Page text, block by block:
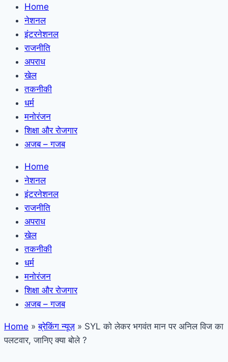
Home
नेशनल
इंटरनेशनल
राजनीति
अपराध
खेल
तकनीकी
धर्म
मनोरंजन
शिक्षा और रोजगार
अजब – गजब
Home
नेशनल
इंटरनेशनल
राजनीति
अपराध
खेल
तकनीकी
धर्म
मनोरंजन
शिक्षा और रोजगार
अजब – गजब
Home » ब्रेकिंग न्यूज़ » SYL को लेकर भगवंत मान पर अनिल विज का
पलटवार, जानिए क्या बोले ?